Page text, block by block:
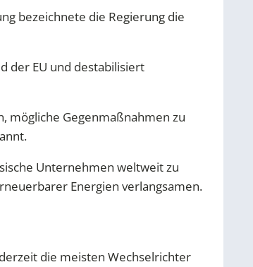
bezeichnete die Regierung die
der EU und destabilisiert
mögliche Gegenmaßnahmen zu
Unternehmen weltweit zu
Energien verlangsamen.
die meisten Wechselrichter